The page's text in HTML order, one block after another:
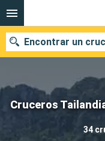
Cruceros
34
Encontrar un
Nuestros destinos
Fecha de salida